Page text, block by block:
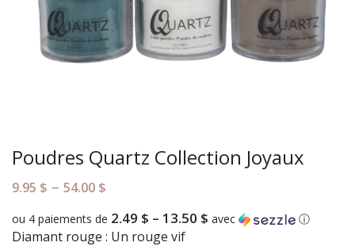
Poudres Quartz Collection Joyaux
9.95 $ – 54.00 $
ou 4 paiements de 2.49 $ – 13.50 $ avec ⓘ
Diamant rouge : Un rouge vif